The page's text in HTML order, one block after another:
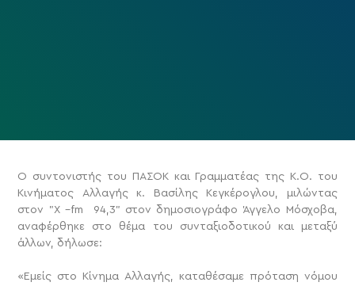
Ο συντονιστής του ΠΑΣΟΚ και Γραμματέας της Κ.Ο. του
Κινήματος Αλλαγής κ. Βασίλης Κεγκέρογλου, μιλώντας
στον "X –fm 94,3" στον δημοσιογράφο Άγγελο Μόσχοβα,
αναφέρθηκε στο θέμα του συνταξιοδοτικού και μεταξύ
άλλων, δήλωσε:
«Εμείς στο Κίνημα Αλλαγής, καταθέσαμε πρόταση νόμου